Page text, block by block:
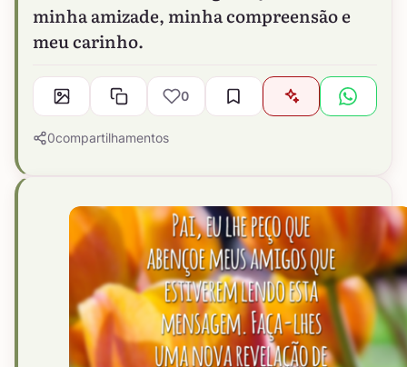
minha amizade, minha compreensão e
meu carinho.
0
0compartilhamentos